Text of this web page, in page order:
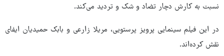
نسبت به کارش دچار تضاد و شک و تردید می‌کند.
در این فیلم سینمایی پرویز پرستویی، مریلا زارعی و بابک حمیدیان ایفای
نقش کرده‌اند.